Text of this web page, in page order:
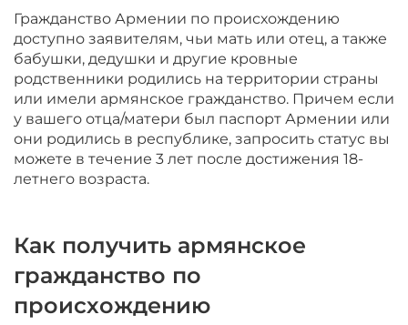
Гражданство Армении по происхождению
доступно заявителям, чьи мать или отец, а также
бабушки, дедушки и другие кровные
родственники родились на территории страны
или имели армянское гражданство. Причем если
у вашего отца/матери был паспорт Армении или
они родились в республике, запросить статус вы
можете в течение 3 лет после достижения 18-
летнего возраста.
Как получить армянское
гражданство по
происхождению